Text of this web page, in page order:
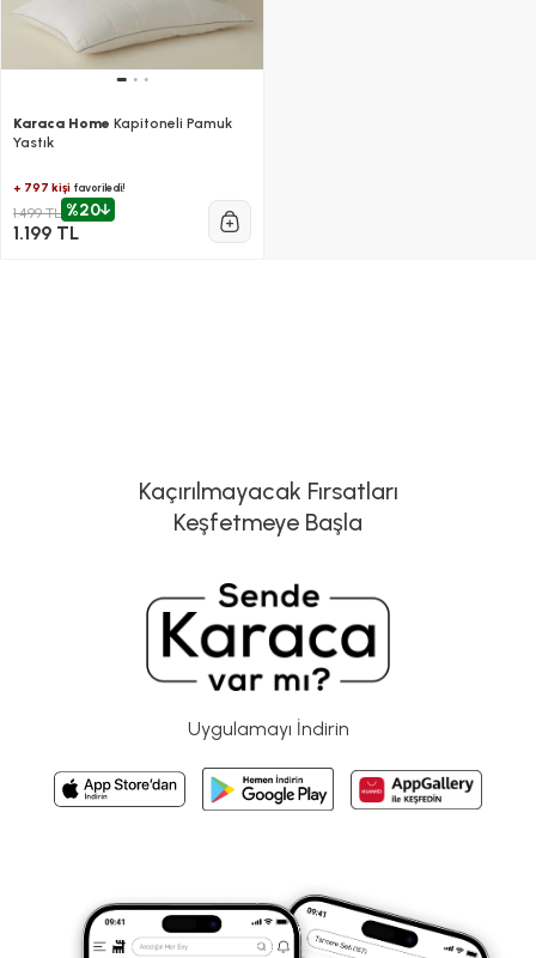
Karaca Home Kapitoneli Pamuk
Yastık
+ 797 kişi favoriledi!
1.499 TL %20
1.199 TL
Kaçırılmayacak Fırsatları
Keşfetmeye Başla
Uygulamayı İndirin